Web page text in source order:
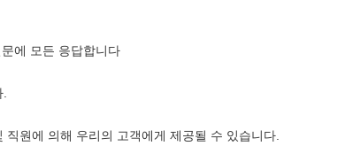
에 모든 응답합니다
원에 의해 우리의 고객에게 제공될 수 있습니다.